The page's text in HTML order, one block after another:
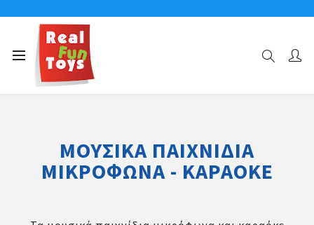
Αρχική σελίδα
Μουσικά Παιχνίδια Μικρόφωνα - Καραόκε
ΜΟΥΣΙΚΆ ΠΑΙΧΝΊΔΙΑ
ΜΙΚΡΌΦΩΝΑ - ΚΑΡΑΌΚΕ